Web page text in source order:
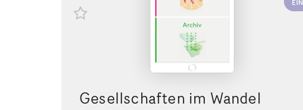
Gesellschaften im Wandel